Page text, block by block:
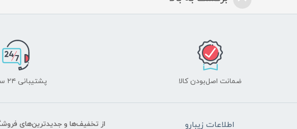
ضمانت اصل‌بودن کالا پشتیبانی ۲۴ ساعته
اطلاعات زیبارو از تخفیف‌ها و جدیدترین‌های